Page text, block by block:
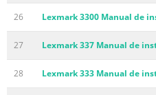
26 Lexmark 3300 Manual de
27 Lexmark 337 Manual de
28 Lexmark 333 Manual de